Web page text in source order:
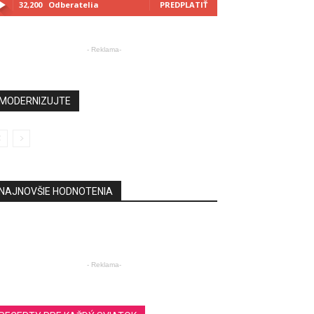
32,200 Odberatelia PREDPLATIŤ
- Reklama-
HODNOTENIA
- Reklama-